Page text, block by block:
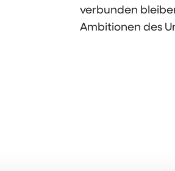
verbunden
Ambitionen des